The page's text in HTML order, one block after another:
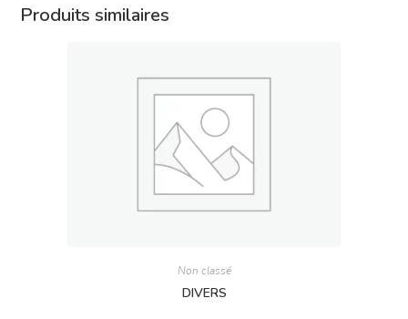
Produits similaires
Non classé
DIVERS